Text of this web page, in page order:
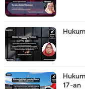
17-an